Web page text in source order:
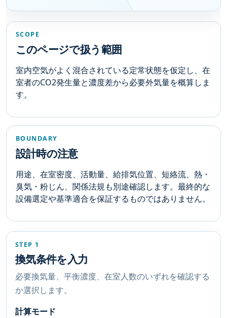
SCOPE
このページで扱う範囲
室内空気がよく混合されている定常状態を仮定し、在
室者のCO2発生量と濃度差から必要外気量を概算しま
す。
BOUNDARY
設計時の注意
用途、在室密度、活動量、給排気位置、短絡流、熱・
臭気・粉じん、関係法規も別途確認します。最終的な
設備選定や基準適合を保証するものではありません。
STEP 1
換気条件を入力
必要換気量、平衡濃度、在室人数のいずれを確認する
か選択します。
計算モード